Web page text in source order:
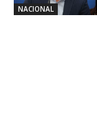
NACIONAL